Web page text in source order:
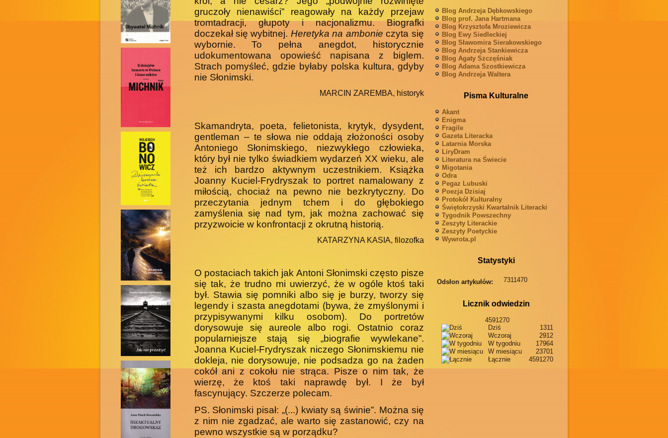
gruczoły nienawiści” reagowały na każdy przejaw
tromtadracji, głupoty i nacjonalizmu. Biografki
doczekał się wybitnej. Heretyka na ambonie czyta się
wybornie. To pełna anegdot, historycznie
udokumentowana opowieść napisana z biglem.
Strach pomyśleć, gdzie byłaby polska kultura, gdyby
nie Słonimski.
MARCIN ZAREMBA, historyk
Skamandryta, poeta, felietonista, krytyk, dysydent,
gentleman – te słowa nie oddają złożoności osoby
Antoniego Słonimskiego, niezwykłego człowieka,
który był nie tylko świadkiem wydarzeń XX wieku, ale
też ich bardzo aktywnym uczestnikiem. Książka
Joanny Kuciel-Frydryszak to portret namalowany z
miłością, chociaż na pewno nie bezkrytyczny. Do
przeczytania jednym tchem i do głębokiego
zamyślenia się nad tym, jak można zachować się
przyzwoicie w konfrontacji z okrutną historią.
KATARZYNA KASIA, filozofka
O postaciach takich jak Antoni Słonimski często pisze
się tak, że trudno mi uwierzyć, że w ogóle ktoś taki
był. Stawia się pomniki albo się je burzy, tworzy się
legendy i szasta anegdotami (bywa, że zmyślonymi i
przypisywanymi kilku osobom). Do portretów
dorysowuje się aureole albo rogi. Ostatnio coraz
popularniejsze stają się „biografie wywlekane”.
Joanna Kuciel-Frydryszak niczego Słonimskiemu nie
dokleja, nie dorysowuje, nie podsadza go na żaden
cokół ani z cokołu nie strąca. Pisze o nim tak, że
wierzę, że ktoś taki naprawdę był. I że był
fascynujący. Szczerze polecam.
PS. Słonimski pisał: „(...) kwiaty są świnie”. Można się
z nim nie zgadzać, ale warto się zastanowić, czy na
pewno wszystkie są w porządku?
Blog Andrzeja Dębkowskiego
Blog prof. Jana Hartmana
Blog Krzysztofa Mroziewicza
Blog Ewy Siedleckiej
Blog Sławomira Sierakowskiego
Blog Andrzeja Stankiewicza
Blog Agaty Szczęśniak
Blog Adama Szostkiewicza
Blog Andrzeja Waltera
Pisma Kulturalne
Akant
Enigma
Fragile
Gazeta Literacka
Latarnia Morska
LiryDram
Literatura na Świecie
Migotania
Odra
Pegaz Lubuski
Poezja Dzisiaj
Protokół Kulturalny
Świętokrzyski Kwartalnik Literacki
Tygodnik Powszechny
Zeszyty Literackie
Zeszyty Poetyckie
Wywrota.pl
Statystyki
Odsłon artykułów: 7311470
Licznik odwiedzin
4591270
Dziś
1311
Wczoraj
2912
W tygodniu
17964
W miesiącu
23701
Łącznie
4591270